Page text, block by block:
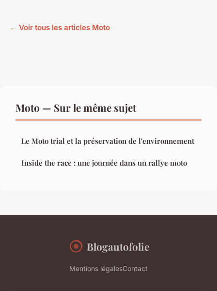
← Voir tous les articles Moto
Moto — Sur le même sujet
Le Moto trial et la préservation de l'environnement
Inside the race : une journée dans un rallye moto
Blogautofolie
Mentions légalesContact